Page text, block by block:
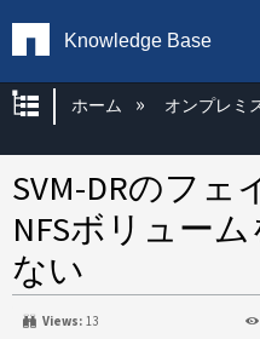
Knowledge Base
グローバル階層
ホーム オンプレミ
SVM-DRのフ
NFSボリュー
ない
Views: 13